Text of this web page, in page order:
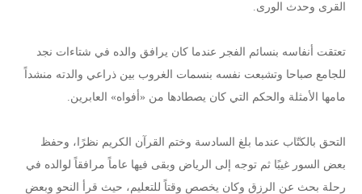
القرى وحدث الورى.
تعتقت أنفاسه بنسائم الفجر عندما كان يرافق والده في شتاءات نجد
للجامع صباحا وتشبعت نفسه بنسمات الغروب بين ذراعي والدته منشداً
مامها الأمثلة والحكم التي كان يصطادها من «أفواه» العابرين.
التحق بالكتّاب عندما بلغ السادسة وختم القرآن الكريم نظرًا، وحفظ
بعض السور غيبًا ثم توجه إلى الرياض وبقى فيها عاماً مرافقاً لوالده في
رحلة بحث عن الرزق وكان يخصص وقتاً للتعليم، حيث قرأ النحو وبعض